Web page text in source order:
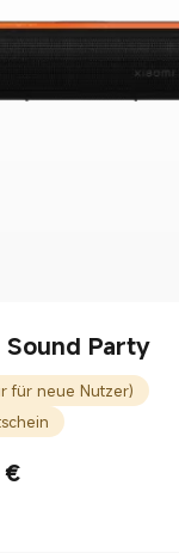
Sound Party
für neue Nutzer)
€ €129.99